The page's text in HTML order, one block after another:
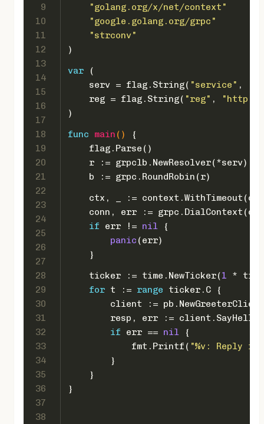
9
10
11
12
13
14
15
16
17
18
19
20
21
22
23
24
25
26
27
28
29
30
31
32
33
34
35
36
37
38
"golang.org/x/net/context"
"google.golang.org/grpc"
"strconv"
)
var (
    serv = flag.String(
"service" ,
    reg = flag.String(
"reg" ,
"http://
)
func
main ()
{
    flag.Parse()
    r := grpclb.NewResolver(*serv)
    b := grpc.RoundRobin(r)
ctx, _ :=
conn, err :=
if err != nil {
panic (err)
    }
    ticker := time.NewTicker(
1 *
for t := range ticker.C {
client :=
resp, err :=
if err == nil {
            fmt.Printf(
"%v: Reply is
        }
    }
}